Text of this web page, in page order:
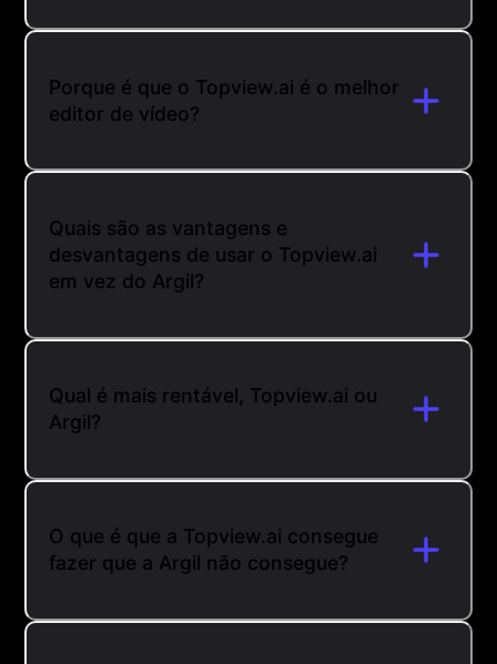
Porque é que o Topview.ai é o melhor
editor de vídeo?
Quais são as vantagens e
desvantagens de usar o Topview.ai
em vez do Argil?
Qual é mais rentável, Topview.ai ou
Argil?
O que é que a Topview.ai consegue
fazer que a Argil não consegue?